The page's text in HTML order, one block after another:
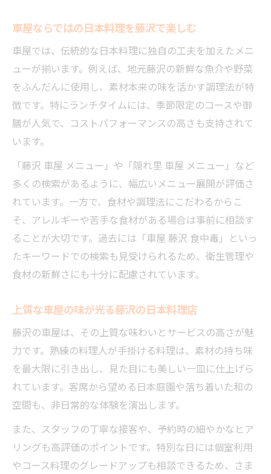
車屋ならではの日本料理を藤沢で楽しむ
車屋では、伝統的な日本料理に独自の工夫を加えたメニ
ューが揃います。例えば、地元藤沢の新鮮な魚介や野菜
をふんだんに使用し、素材本来の味を活かす調理法が特
徴です。特にランチタイムには、季節限定のコースや御
膳が人気で、コストパフォーマンスの高さも支持されて
います。
「藤沢 車屋 メニュー」や「隠れ里 車屋 メニュー」など
多くの検索があるように、幅広いメニュー展開が評価さ
れています。一方で、食材や調理法にこだわるからこ
そ、アレルギーや苦手な食材がある場合は事前に相談す
ることが大切です。過去には「車屋 藤沢 食中毒」といっ
たキーワードでの検索も見受けられるため、衛生管理や
食材の新鮮さにも十分に配慮されています。
上質な車屋の味が光る藤沢の日本料理店
藤沢の車屋は、その上質な味わいとサービスの高さが魅
力です。熟練の料理人が手掛ける料理は、素材の持ち味
を最大限に引き出し、見た目にも美しい一皿に仕上げら
れています。客席から望める日本庭園や落ち着いた和の
空間も、非日常的な体験を演出します。
また、スタッフの丁寧な接客や、予約時の細やかなヒア
リングも高評価のポイントです。特別な日には個室利用
やコース料理のグレードアップも相談できるため、さま